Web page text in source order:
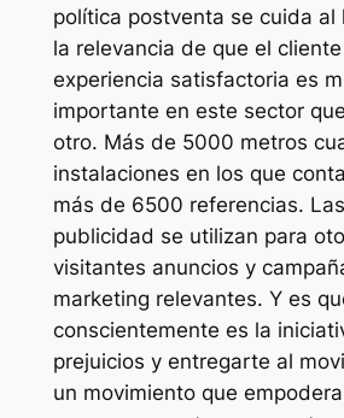
política postventa se cuida al
la relevancia de que el
experiencia satisfactoria es
importante en este sector
otro. Más de 5000 metros
instalaciones en los que
más de 6500 referencias.
publicidad se utilizan para
visitantes anuncios y
marketing relevantes. Y es
conscientemente es la
prejuicios y entregarte al
un movimiento que